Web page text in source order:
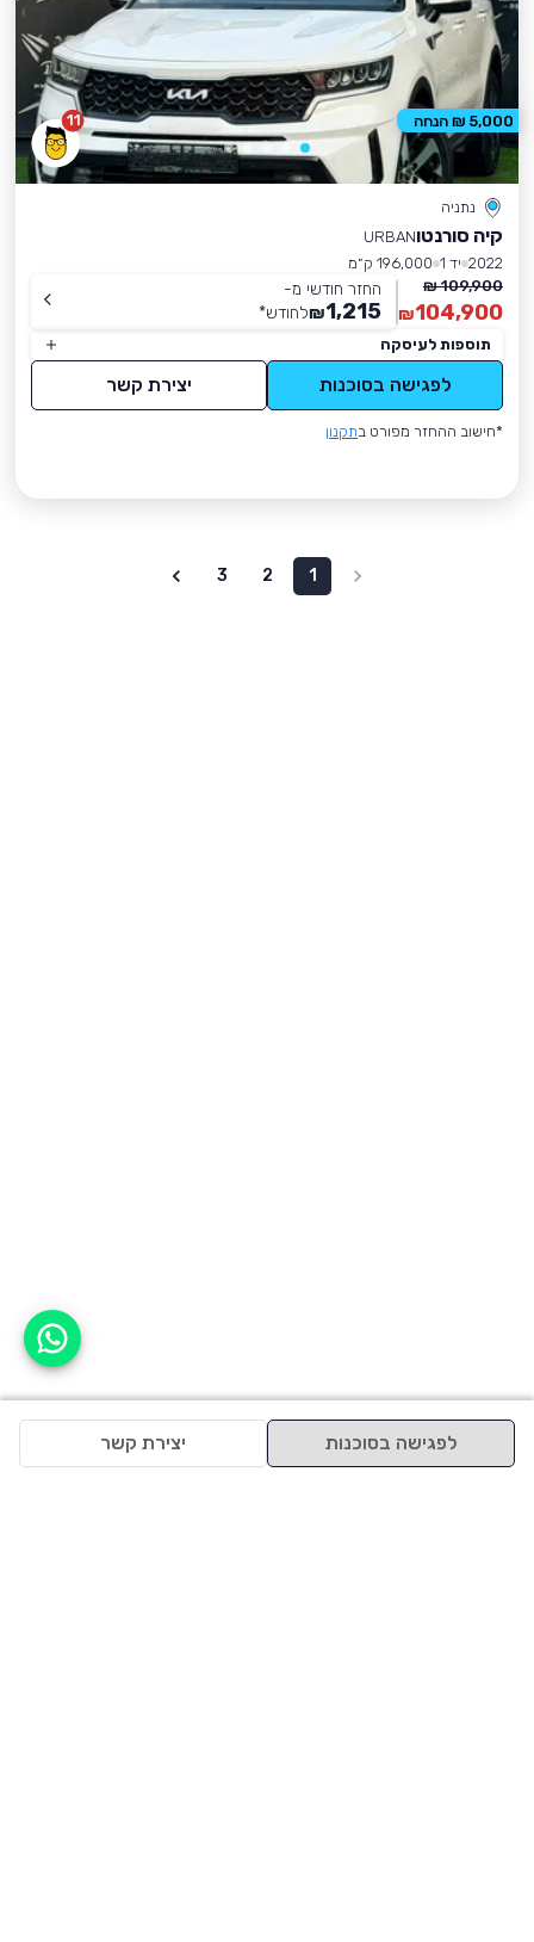
11
נתניה
קיה סורנטוURBAN
2022 יד 1
196,000 ק״מ
109,900 ₪
104,900
₪
החזר חודשי מ-
1,215
₪לחודש*
תוספות לעיסקה
לפגישה בסוכנות יצירת קשר
*חישוב ההחזר מפורט בתקנון
5,000 ₪ הנחה
1
2
3
לפגישה בסוכנות יצירת קשר
אפשר לעזור?